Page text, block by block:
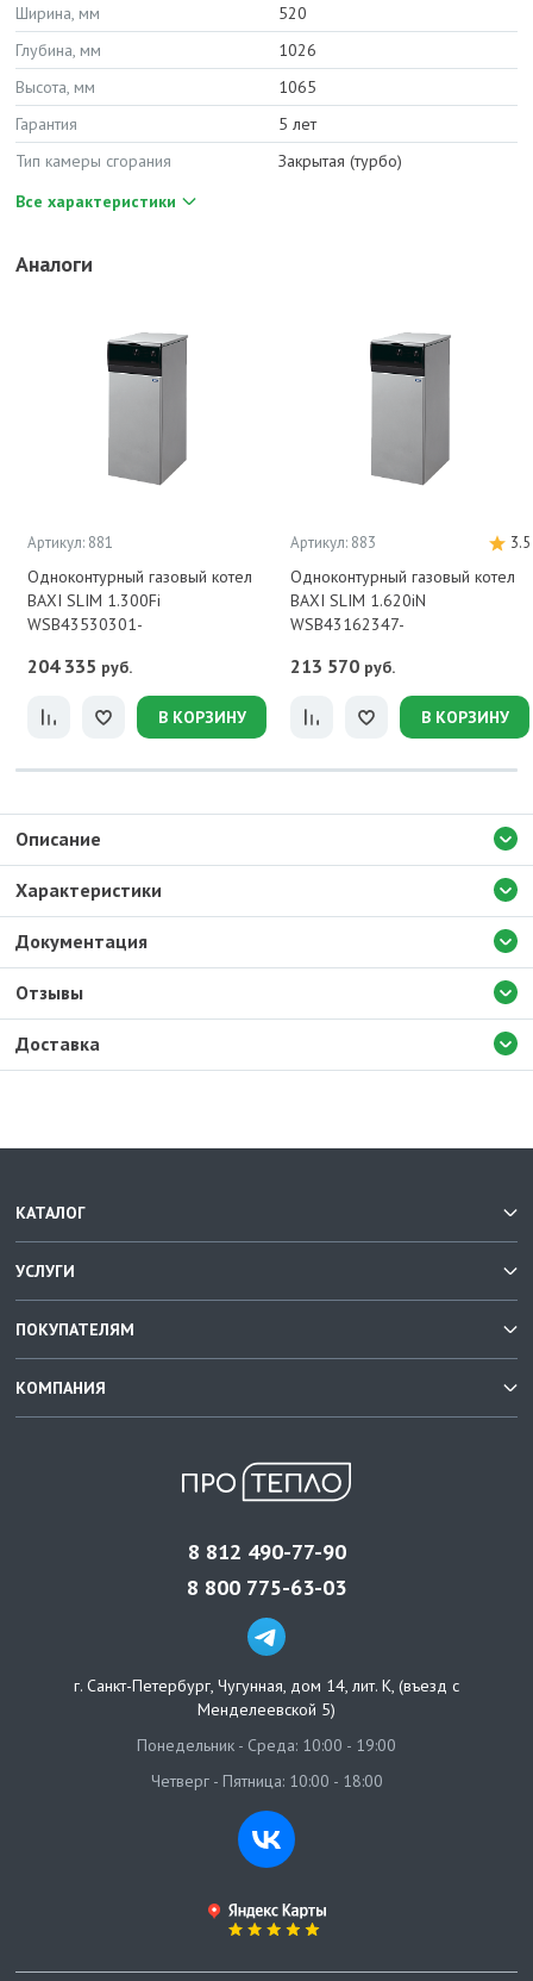
Ширина, мм
520
Глубина, мм
1026
Высота, мм
1065
Гарантия
5 лет
Тип камеры сгорания
Закрытая (турбо)
Все характеристики
Аналоги
Артикул: 881
Одноконтурный газовый котел
BAXI SLIM 1.300Fi
WSB43530301-
204 335 руб.
В КОРЗИНУ
Артикул: 883 3.5
Одноконтурный газовый котел
BAXI SLIM 1.620iN
WSB43162347-
213 570 руб.
В КОРЗИНУ
Доставка
Описание
Характеристики
Документация
Отзывы
КАТАЛОГ
УСЛУГИ
ПОКУПАТЕЛЯМ
КОМПАНИЯ
8 812 490-77-90
8 800 775-63-03
г. Санкт-Петербург, Чугунная, дом 14, лит. К, (въезд с
Менделеевской 5)
Понедельник - Среда: 10:00 - 19:00
Четверг - Пятница: 10:00 - 18:00